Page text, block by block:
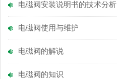
电磁阀安装说明书的技术分析
电磁阀使用与维护
电磁阀的解说
电磁阀的知识